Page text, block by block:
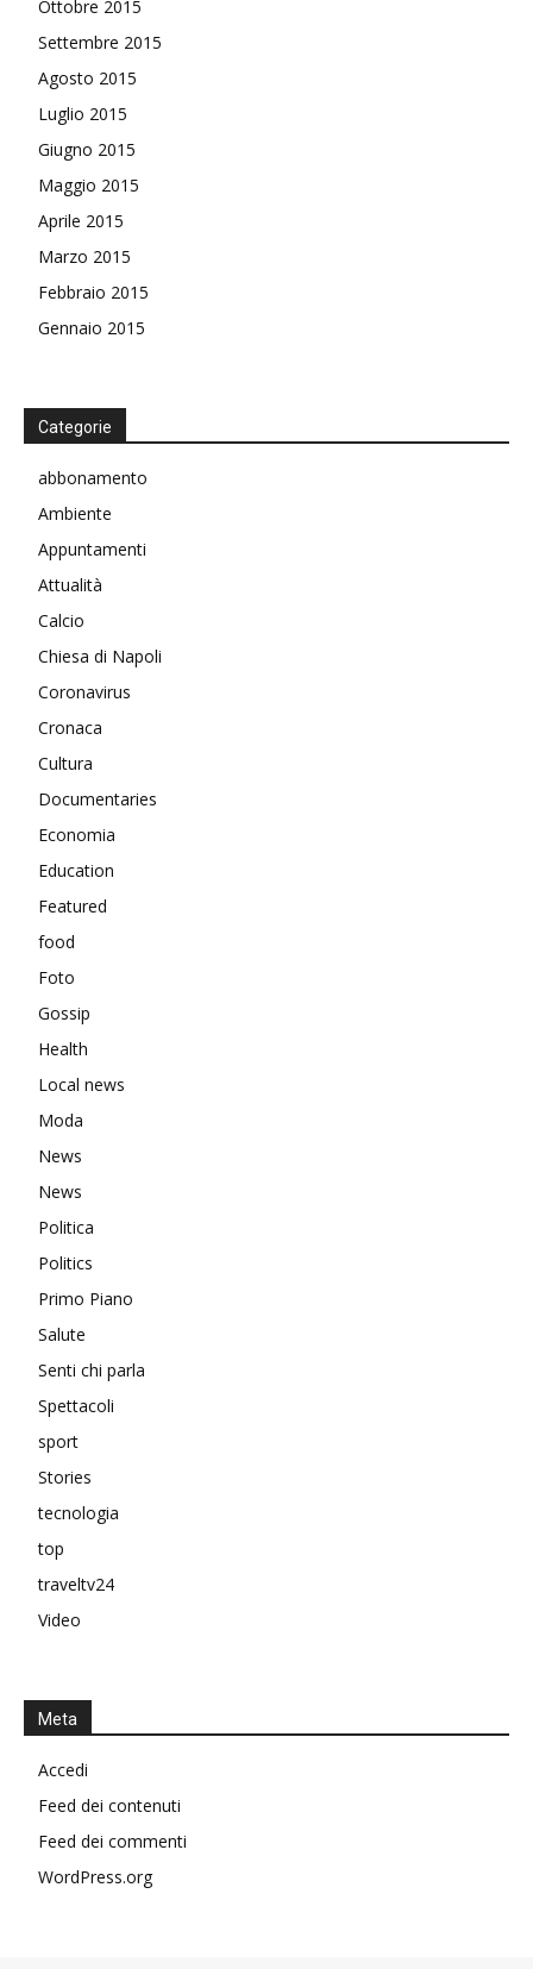
Ottobre 2015
Settembre 2015
Agosto 2015
Luglio 2015
Giugno 2015
Maggio 2015
Aprile 2015
Marzo 2015
Febbraio 2015
Gennaio 2015
Categorie
abbonamento
Ambiente
Appuntamenti
Attualità
Calcio
Chiesa di Napoli
Coronavirus
Cronaca
Cultura
Documentaries
Economia
Education
Featured
food
Foto
Gossip
Health
Local news
Moda
News
News
Politica
Politics
Primo Piano
Salute
Senti chi parla
Spettacoli
sport
Stories
tecnologia
top
traveltv24
Video
Meta
Accedi
Feed dei contenuti
Feed dei commenti
WordPress.org